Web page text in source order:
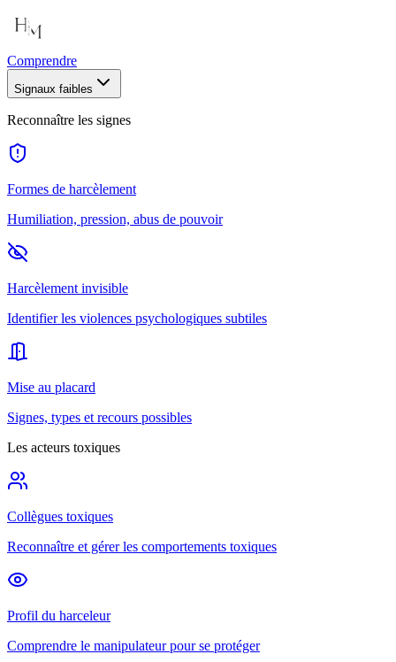
Comprendre
Signaux faibles
Reconnaître les signes
Formes de harcèlement
Humiliation, pression, abus de pouvoir
Harcèlement invisible
Identifier les violences psychologiques subtiles
Mise au placard
Signes, types et recours possibles
Les acteurs toxiques
Collègues toxiques
Reconnaître et gérer les comportements toxiques
Profil du harceleur
Comprendre le manipulateur pour se protéger